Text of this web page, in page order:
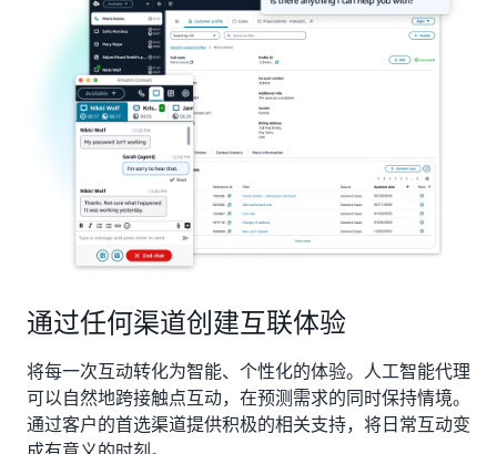
通过任何渠道创建互联体验
将每一次互动转化为智能、个性化的体验。人工智能代理
可以自然地跨接触点互动，在预测需求的同时保持情境。
通过客户的首选渠道提供积极的相关支持，将日常互动变